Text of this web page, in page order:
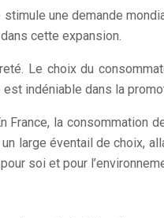
une demande
cette expansion.
Le choix du
indéniable dans la
la consommation
large éventail de choix,
soi et pour